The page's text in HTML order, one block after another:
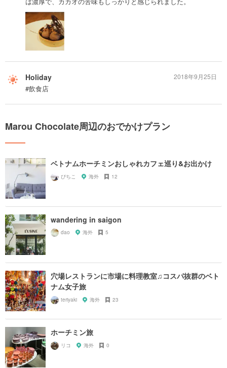
Holiday
#飲食店
2018年9月25日
Marou Chocolate周辺のおでかけプラン
ベトナムホーチミンおしゃれカフェ巡り&お出かけ
ぴちこ 海外 12
wandering in saigon
dao 海外 5
穴場レストランに市場に料理教室♫コスパ抜群のベト
ナム女子旅
teriyaki 海外 23
ホーチミン旅
リコ 海外 0